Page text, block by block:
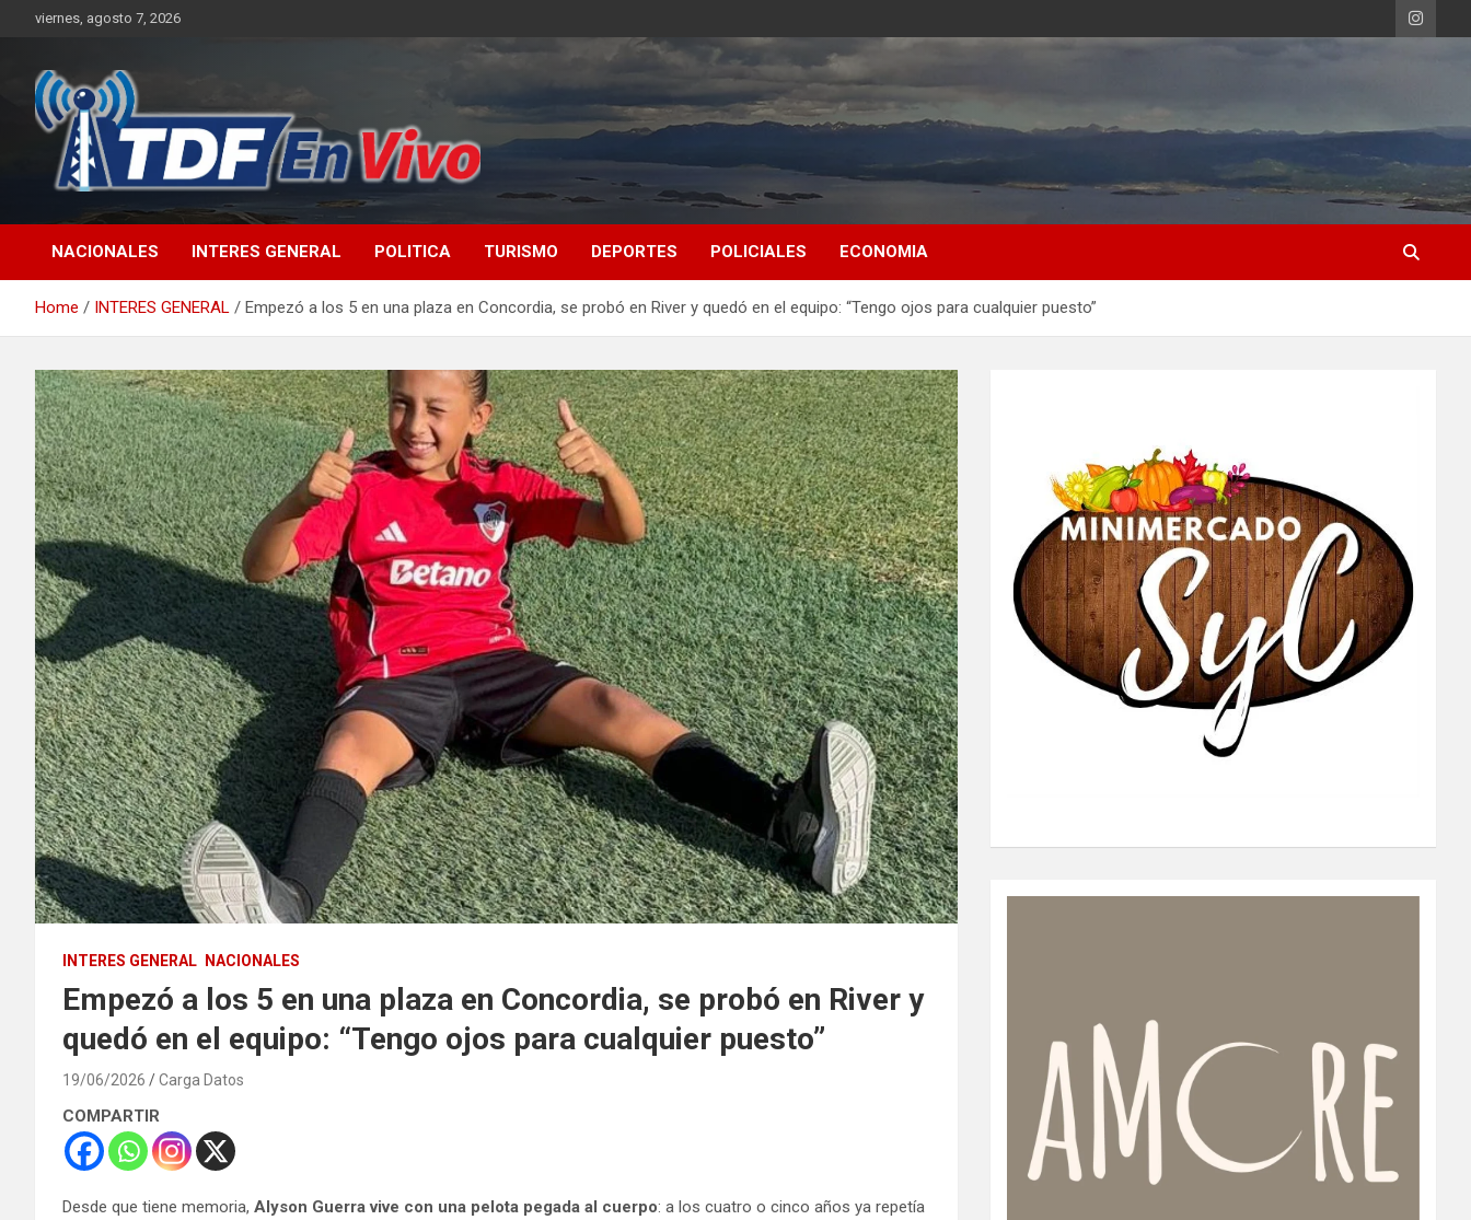
viernes, agosto 7, 2026
NACIONALES INTERES GENERAL POLITICA TURISMO DEPORTES POLICIALES ECONOMIA
Home INTERES GENERAL Empezó a los 5 en una plaza en Concordia, se probó en River y quedó en el equipo: “Tengo ojos para cualquier puesto”
INTERES GENERAL NACIONALES
Empezó a los 5 en una plaza en Concordia, se probó en River y
quedó en el equipo: “Tengo ojos para cualquier puesto”
19/06/2026 Carga Datos
COMPARTIR
Desde que tiene memoria, Alyson Guerra vive con una pelota pegada al cuerpo: a los cuatro o cinco años ya repetía